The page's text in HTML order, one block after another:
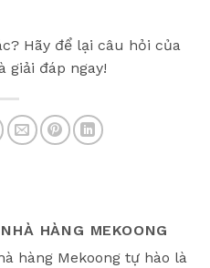
Hãy để lại câu hỏi của
giải đáp ngay!
HÀNG MEKOONG
hàng Mekoong tự hào là